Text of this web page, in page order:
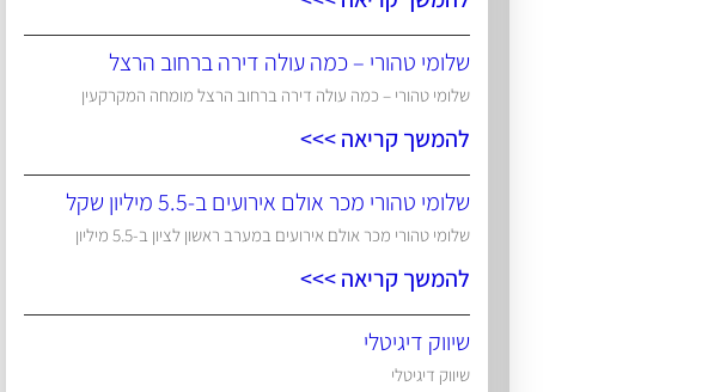
שלומי טהורי – כמה עולה דירה ברחוב הרצל
שלומי טהורי – כמה עולה דירה ברחוב הרצל מומחה המקרקעין
להמשך קריאה >>>
שלומי טהורי מכר אולם אירועים ב-5.5 מיליון שקל
שלומי טהורי מכר אולם אירועים במערב ראשון לציון ב-5.5 מיליון
להמשך קריאה >>>
שיווק דיגיטלי
שיווק דיגיטלי